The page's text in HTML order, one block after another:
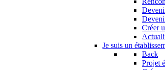
Créer
Je suis un
Back
Projet